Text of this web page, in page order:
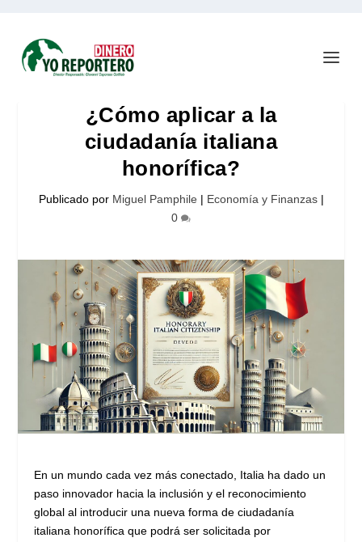
¿Cómo aplicar a la
ciudadanía italiana
honorífica?
Publicado por Miguel Pamphile | Economía y Finanzas|
0
En un mundo cada vez más conectado, Italia ha dado un
paso innovador hacia la inclusión y el reconocimiento
global al introducir una nueva forma de ciudadanía
italiana honorífica que podrá ser solicitada por